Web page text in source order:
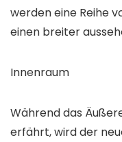
werden eine Reihe
einen breiter
Innenraum
Während das
erfährt, wird der